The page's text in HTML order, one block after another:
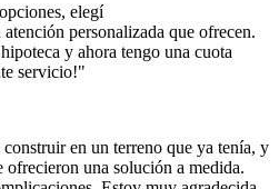
elegí
atención personalizada que ofrecen.
y ahora tengo una cuota
servicio!"
en un terreno que ya tenía, y
ofrecieron una solución a medida.